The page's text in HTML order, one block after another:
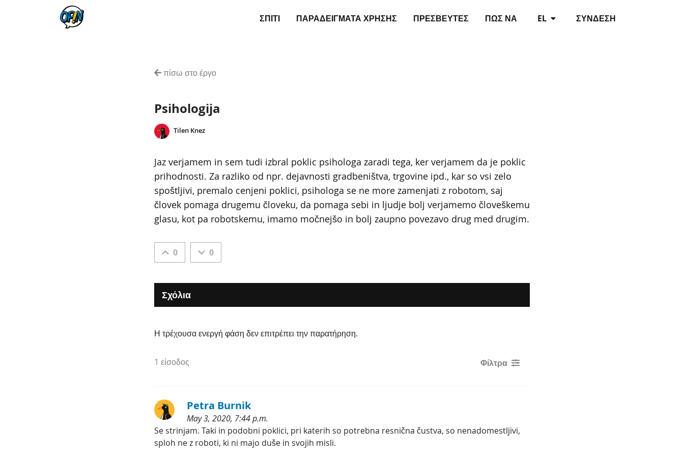
ΣΎΝΔΕΣΗ
EL
ΣΠΊΤΙ ΠΑΡΑΔΕΊΓΜΑΤΑ ΧΡΉΣΗΣ ΠΡΕΣΒΕΥΤΈΣ ΠΏΣ ΝΑ
πίσω στο έργο
Psihologija
Tilen Knez
Jaz verjamem in sem tudi izbral poklic psihologa zaradi tega, ker verjamem da je poklic
prihodnosti. Za razliko od npr. dejavnosti gradbeništva, trgovine ipd., kar so vsi zelo
spoštljivi, premalo cenjeni poklici, psihologa se ne more zamenjati z robotom, saj
človek pomaga drugemu človeku, da pomaga sebi in ljudje bolj verjamemo človeškemu
glasu, kot pa robotskemu, imamo močnejšo in bolj zaupno povezavo drug med drugim.
0 0
Σχόλια
Η τρέχουσα ενεργή φάση δεν επιτρέπει την παρατήρηση.
1 είσοδος Φίλτρα
Petra Burnik
May 3, 2020, 7:44 p.m.
Κατηγορίες
Se strinjam. Taki in podobni poklici, pri katerih so potrebna resnična čustva, so nenadomestljivi,
sploh ne z roboti, ki ni majo duše in svojih misli.